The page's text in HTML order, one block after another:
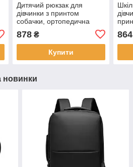
Дитячий рюкзак для
дівчинки з принтом
собачки, ортопедична
спинка, шкільний рюкзак
37×30×18 см LZ
878₴
Купити
864
новинки